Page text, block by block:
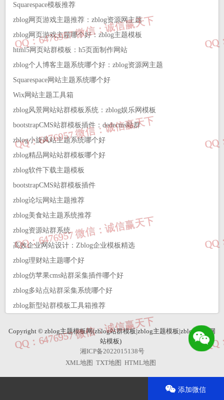
Squarespace‌模板推荐
zblog网页游戏主题推荐：zblog资源网主题
zblog网页游戏主题哪个好：zblog主题模板
html5网页站群模板：h5页面制作网站
zblog个人博客主题系统哪个好：zblog资源网主题
Squarespace网站‌主题系统哪个好
Wix‌网站‌主题工具箱
zblog风景网站站群模板系统：zblog娱乐网模板
bootstrapCMS站群模板插件：dedecms站群
zblog小旋风站主题系统哪个好
zblog精品网站站群模板哪个好
zblog软件下载主题模板
bootstrapCMS站群模板插件
zblog论坛网站主题推荐
zblog美食站主题系统推荐
zblog资源站群系统
高效企业网站设计：Zblog企业模板精选
zblog理财站主题哪个好
zblog仿苹果cms站群采集插件哪个好
zblog多站点站群采集系统哪个好
zblog新型站群模板工具箱推荐
Copyright © zblog主题模板网(zblog站群模板|zblog主题模板|zblog企业网
站模板)
湘ICP备2022015138号
XML地图
TXT地图 HTML地图
添加微信